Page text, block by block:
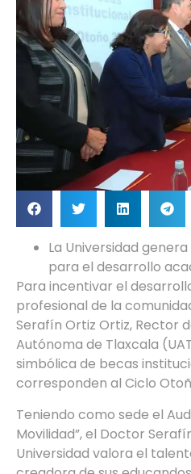
La Universidad
para el desarrollo
Para incentivar el
profesional de la
Serafín Ortiz Ortiz, Rector
Autónoma de Tlaxcala
simbólica de becas
corresponden al Ciclo
Teniendo como sede el
Movilidad”, el Doctor
Universidad valora el